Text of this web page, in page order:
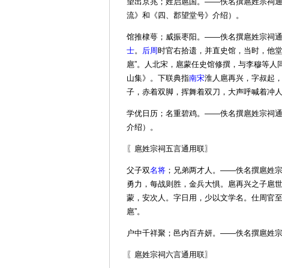
流》和《四、郡望堂号》介绍）。
馆推棣萼；威振枣阳。——佚名撰扈姓宗祠
士。 后周 时官右拾遗，并直史馆，当时，他
扈”。人北宋，扈蒙任史馆修撰，与李穆等
山集》。下联典指南宋淮人扈再兴，字叔起
子，赤着双脚，挥舞着双刀，大声呼喊着冲
学优日历；名重碧鸡。——佚名撰扈姓宗祠通
介绍）。
〖扈姓宗祠五言通用联〗
父子双名将 ；兄弟两才人。——佚名撰扈姓
勇力，每战则胜，金兵大惧。扈再兴之子扈
蒙，安次人。字日用，少以文学名。仕周官
扈”。
户中千祥聚；邑内百卉妍。——佚名撰扈姓宗
〖扈姓宗祠六言通用联〗